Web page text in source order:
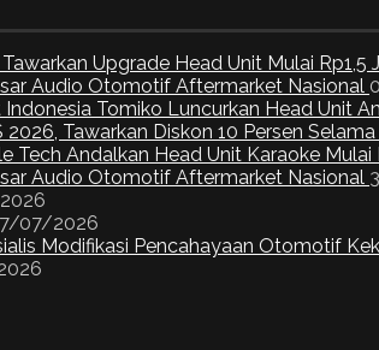
Upgrade Head Unit Mulai Rp1,5
Audio Otomotif Aftermarket Nasional
Tomiko Luncurkan Head Unit
Tawarkan Diskon 10 Persen
Tech Andalkan Head Unit Karaoke Mulai
Audio Otomotif Aftermarket Nasional
07/2026
Modifikasi Pencahayaan Otomotif